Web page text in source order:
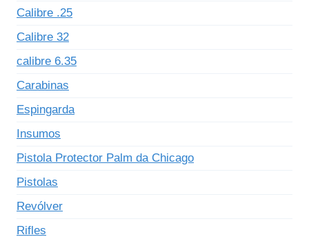
Calibre .25
Calibre 32
calibre 6.35
Carabinas
Espingarda
Insumos
Pistola Protector Palm da Chicago
Pistolas
Revólver
Rifles